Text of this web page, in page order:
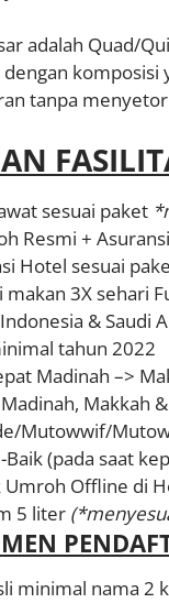
adalah Quad/
komposisi
tanpa
sesuai paket
Resmi + Asuransi
Hotel sesuai
makan 3X sehari
& Saudi
tahun 2022
Madinah –>
Makkah
Mutowwif/
Baik (pada saat
Umroh Offline di
5 liter
minimal nama 2